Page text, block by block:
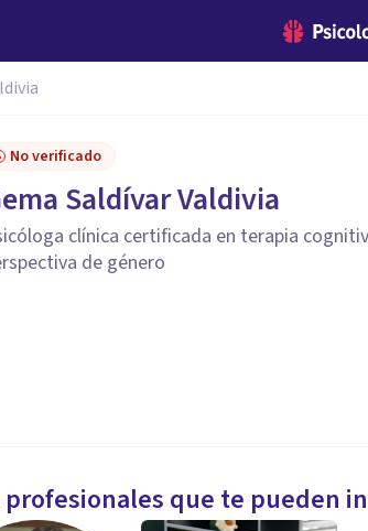
No verificado
Saldívar Valdivia
clínica certificada en terapia
de género
profesionales que te pueden